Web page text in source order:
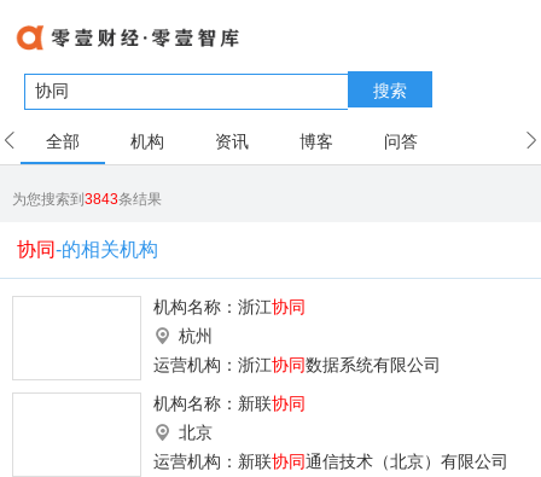
搜索
全部 机构 资讯 博客 问答
为您搜索到3843条结果
协同-的相关机构
机构名称： 浙江协同
杭州
运营机构：浙江协同数据系统有限公司
机构名称： 新联协同
北京
运营机构：新联协同通信技术（北京）有限公司